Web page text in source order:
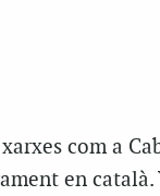
com a
en català.